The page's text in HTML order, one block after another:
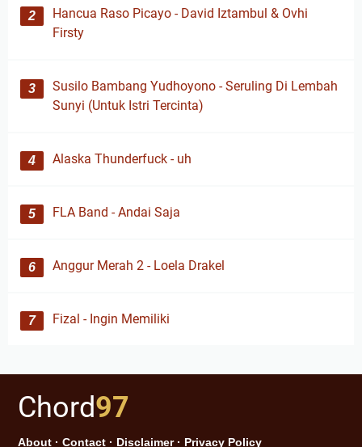
Hancua Raso Picayo - David Iztambul & Ovhi
Firsty
Susilo Bambang Yudhoyono - Seruling Di Lembah
Sunyi (Untuk Istri Tercinta)
Alaska Thunderfuck - uh
FLA Band - Andai Saja
Anggur Merah 2 - Loela Drakel
Fizal - Ingin Memiliki
Chord97
About · Contact · Disclaimer· Privacy Policy